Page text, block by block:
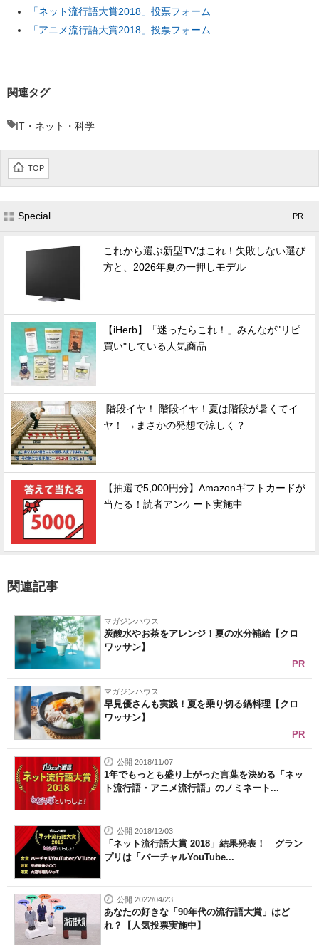
「ネット流行語大賞2018」投票フォーム
「アニメ流行語大賞2018」投票フォーム
関連タグ
IT・ネット・科学
TOP
Special - PR -
これから選ぶ新型TVはこれ！失敗しない選び
方と、2026年夏の一押しモデル
【iHerb】「迷ったらこれ！」みんなが"リピ
買い"している人気商品
階段イヤ！ 階段イヤ！夏は階段が暑くてイ
ヤ！ →まさかの発想で涼しく？
【抽選で5,000円分】Amazonギフトカードが
当たる！読者アンケート実施中
関連記事
マガジンハウス
炭酸水やお茶をアレンジ！夏の水分補給【クロ
ワッサン】
PR
マガジンハウス
早見優さんも実践！夏を乗り切る鍋料理【クロ
ワッサン】
PR
公開 2018/11/07
1年でもっとも盛り上がった言葉を決める「ネッ
ト流行語・アニメ流行語」のノミネート...
公開 2018/12/03
「ネット流行語大賞 2018」結果発表！ グラン
プリは「バーチャルYouTube...
公開 2022/04/23
あなたの好きな「90年代の流行語大賞」はど
れ？【人気投票実施中】